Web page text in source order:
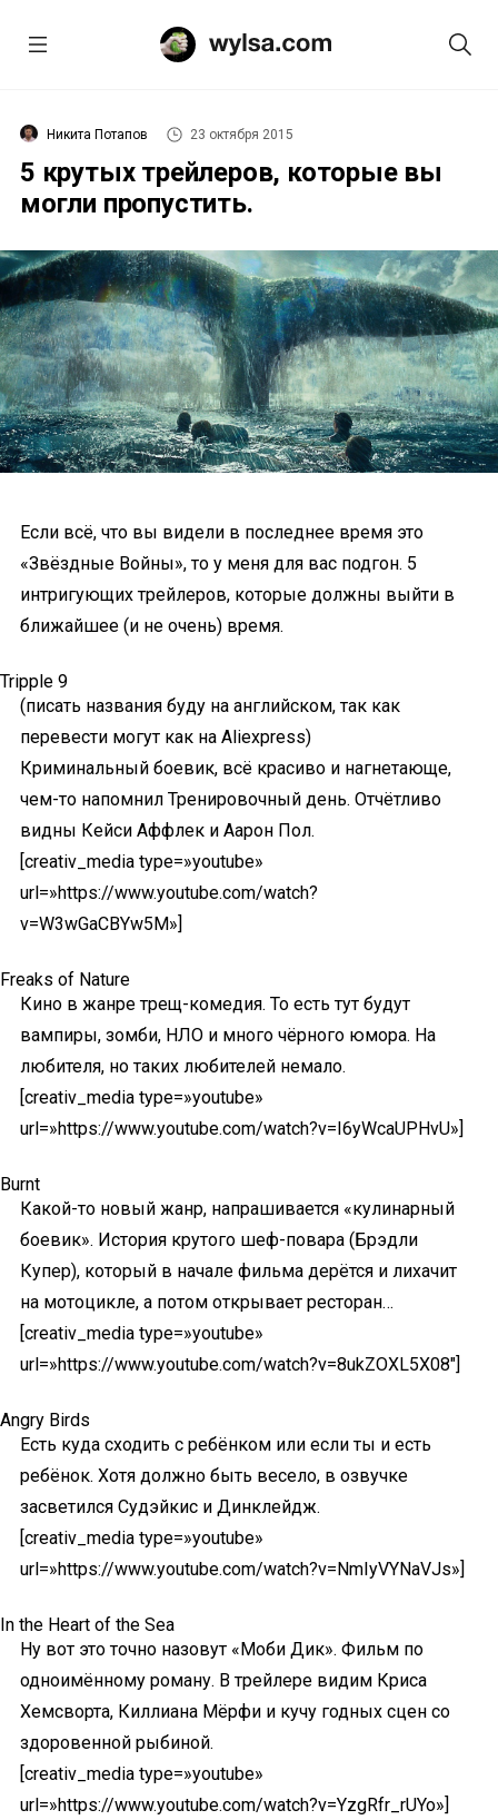
Никита Потапов 23 октября 2015
5 крутых трейлеров, которые вы
могли пропустить.
Если всё, что вы видели в последнее время это
«Звёздные Войны», то у меня для вас подгон. 5
интригующих трейлеров, которые должны выйти в
ближайшее (и не очень) время.
Tripple 9
(писать названия буду на английском, так как
перевести могут как на Aliexpress)
Криминальный боевик, всё красиво и нагнетающе,
чем-то напомнил Тренировочный день. Отчётливо
видны Кейси Аффлек и Аарон Пол.
[creativ_media type=»youtube»
url=»https://www.youtube.com/watch?
v=W3wGaCBYw5M»]
Freaks of Nature
Кино в жанре трещ-комедия. То есть тут будут
вампиры, зомби, НЛО и много чёрного юмора. На
любителя, но таких любителей немало.
[creativ_media type=»youtube»
url=»https://www.youtube.com/watch?v=I6yWcaUPHvU»]
Burnt
Какой-то новый жанр, напрашивается «кулинарный
боевик». История крутого шеф-повара (Брэдли
Купер), который в начале фильма дерётся и лихачит
на мотоцикле, а потом открывает ресторан…
[creativ_media type=»youtube»
url=»https://www.youtube.com/watch?v=8ukZOXL5X08″]
Angry Birds
Есть куда сходить с ребёнком или если ты и есть
ребёнок. Хотя должно быть весело, в озвучке
засветился Судэйкис и Динклейдж.
[creativ_media type=»youtube»
url=»https://www.youtube.com/watch?v=NmIyVYNaVJs»]
In the Heart of the Sea
Ну вот это точно назовут «Моби Дик». Фильм по
одноимённому роману. В трейлере видим Криса
Хемсворта, Киллиана Мёрфи и кучу годных сцен со
здоровенной рыбиной.
[creativ_media type=»youtube»
url=»https://www.youtube.com/watch?v=YzgRfr_rUYo»]